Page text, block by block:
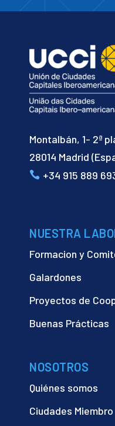
Montalbán, 1- 2ª
28014 Madrid
+34 915 889
NUESTRA
Formacion y
Galardones
Proyectos de
Buenas Prácticas
NOSOTROS
Quiénes somos
Ciudades Miembro